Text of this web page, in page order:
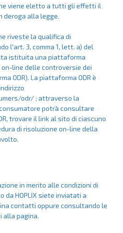
viene eletto a tutti gli effetti il
deroga alla legge.
riveste la qualifica di
l'art. 3, comma 1, lett. a) del
istituita una piattaforma
line delle controversie dei
ODR). La piattaforma ODR è
odr/ ; attraverso la
potrà consultare
trovare il link al sito di ciascuno
di risoluzione on-line della
in merito alle condizioni di
da HOPLIX siete inviatati a
contatti oppure consultando le
alla pagina.